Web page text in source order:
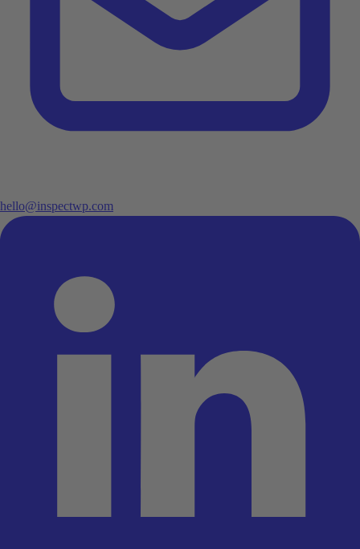
hello@inspectwp.com